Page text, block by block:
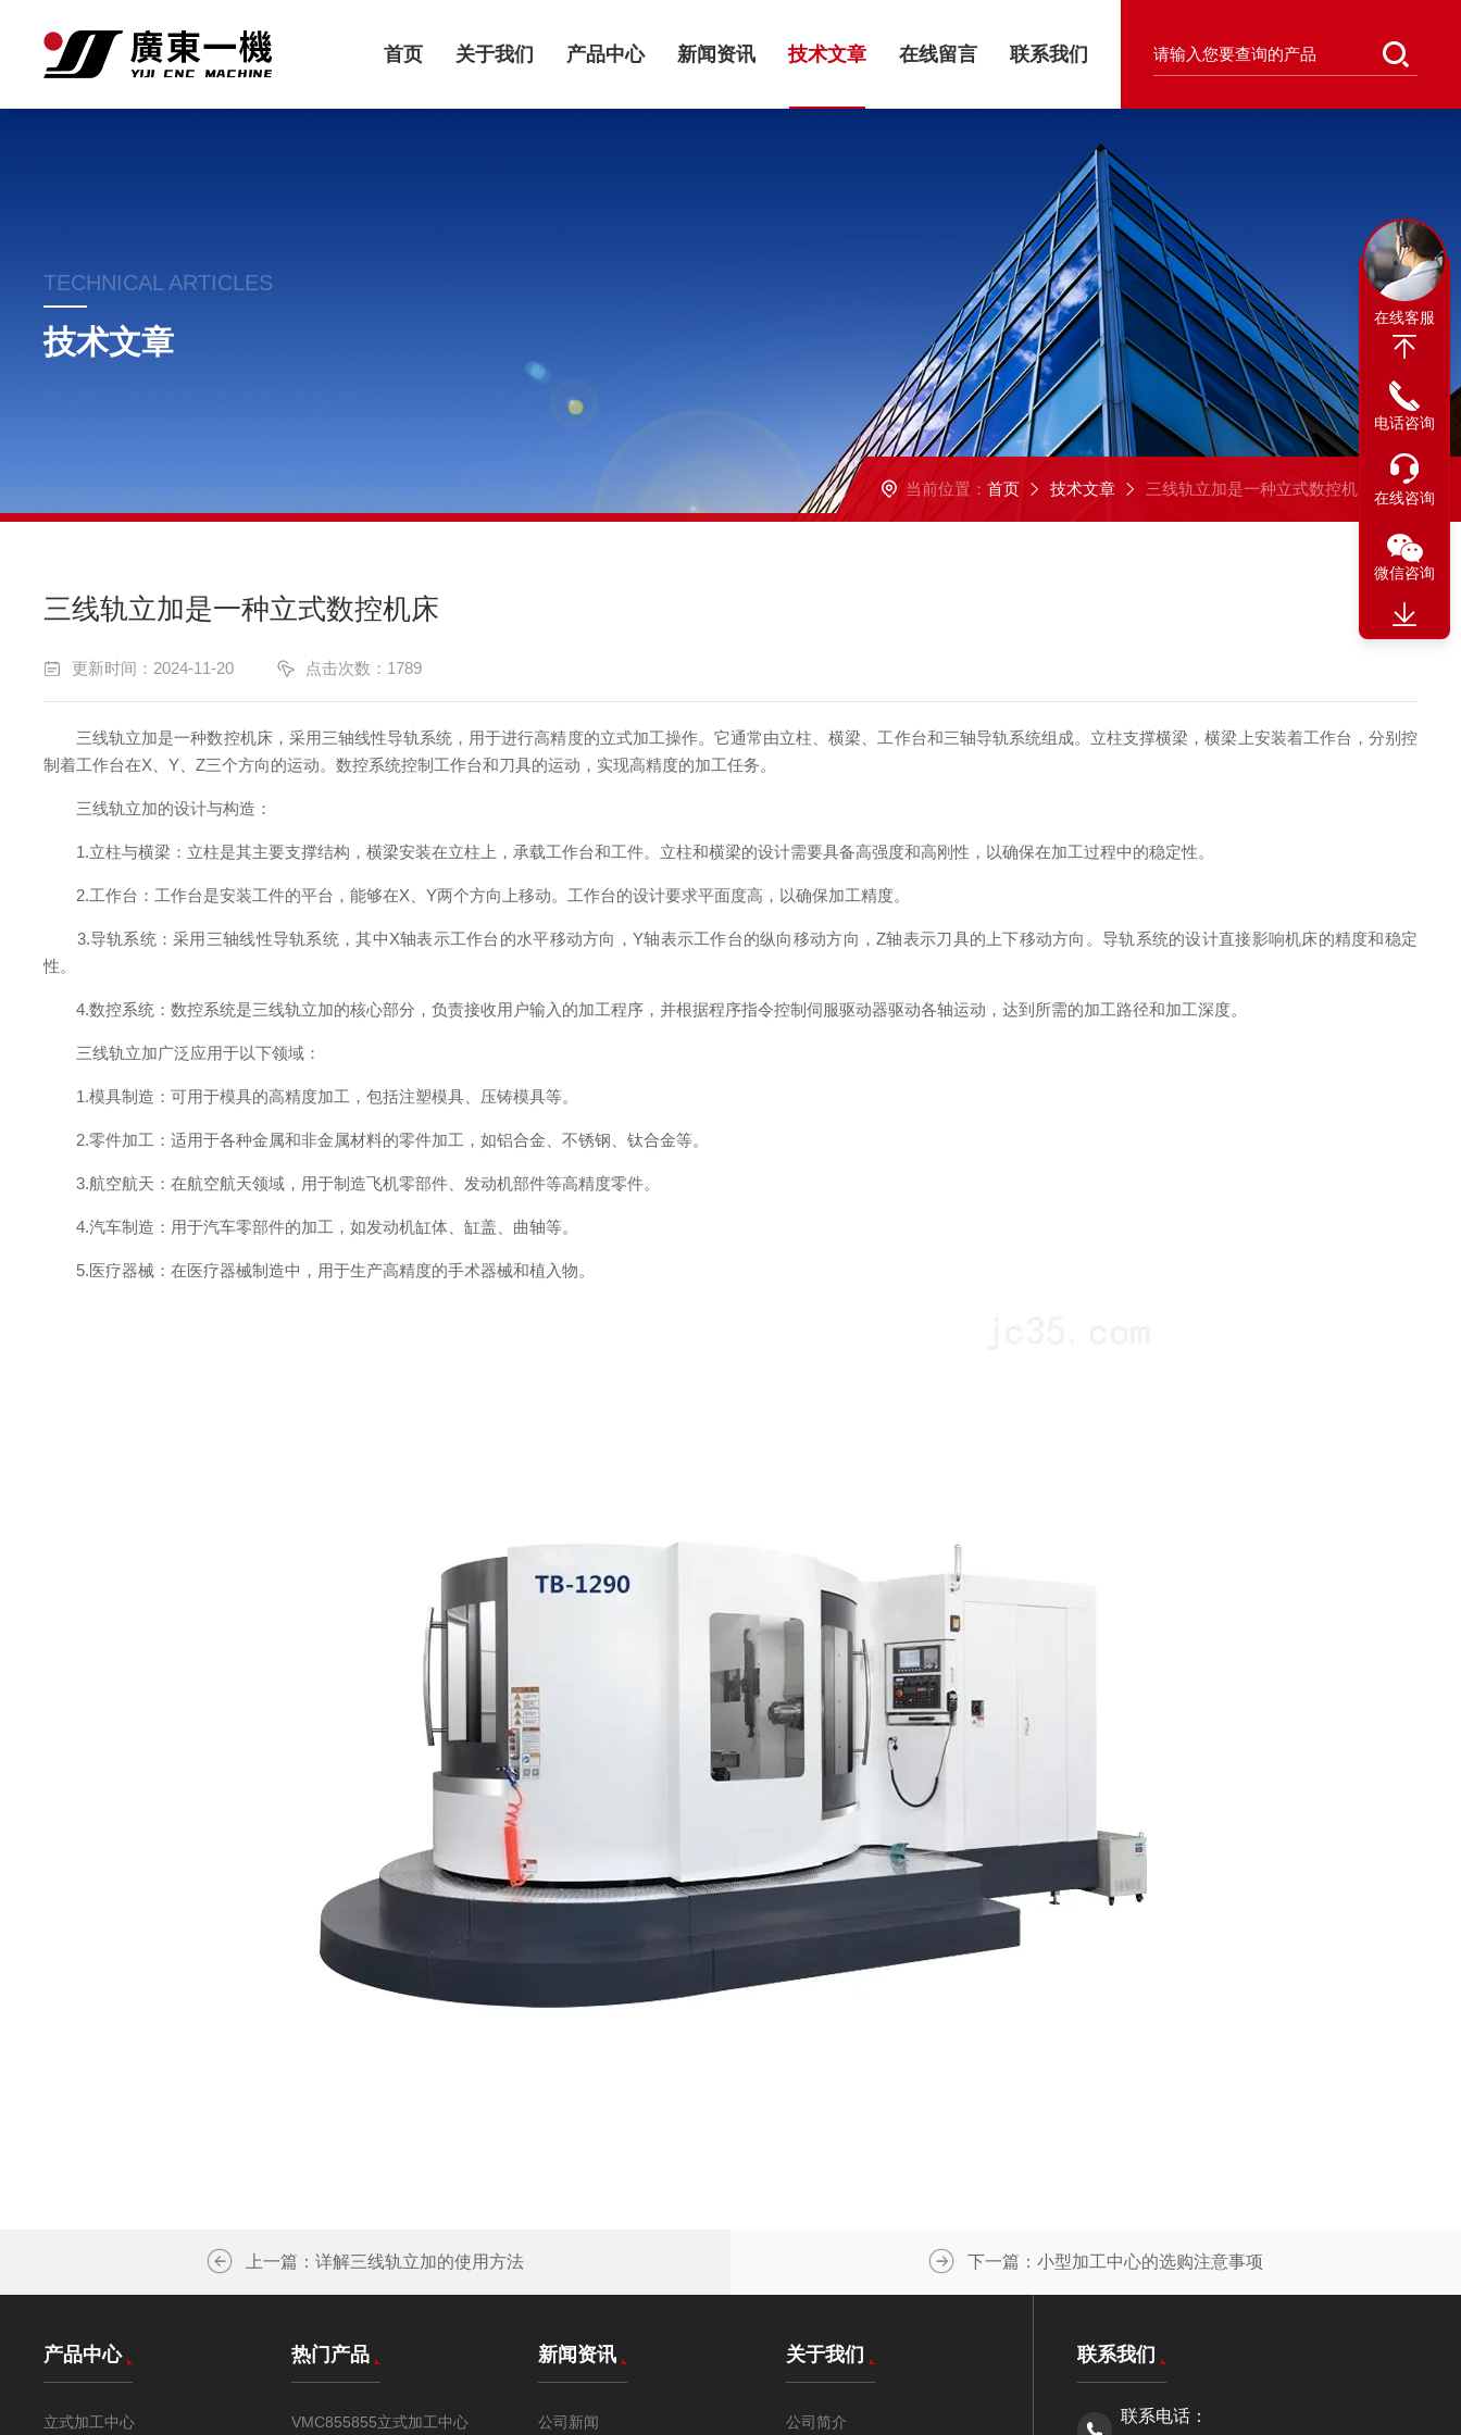
首页 关于我们 产品中心 新闻资讯 技术文章 在线留言 联系我们
TECHNICAL ARTICLES
技术文章
当前位置： 首页 技术文章 三线轨立加是一种立式数控机床
三线轨立加是一种立式数控机床
更新时间：2024-11-20 点击次数：1789
三线轨立加是一种数控机床，采用三轴线性导轨系统，用于进行高精度的立式加工操作。它通常由立柱、横梁、工作台和三轴导轨系统组成。立柱支撑横梁，横梁上安装着工作台，分别控
制着工作台在X、Y、Z三个方向的运动。数控系统控制工作台和刀具的运动，实现高精度的加工任务。
三线轨立加的设计与构造：
1.立柱与横梁：立柱是其主要支撑结构，横梁安装在立柱上，承载工作台和工件。立柱和横梁的设计需要具备高强度和高刚性，以确保在加工过程中的稳定性。
2.工作台：工作台是安装工件的平台，能够在X、Y两个方向上移动。工作台的设计要求平面度高，以确保加工精度。
3.导轨系统：采用三轴线性导轨系统，其中X轴表示工作台的水平移动方向，Y轴表示工作台的纵向移动方向，Z轴表示刀具的上下移动方向。导轨系统的设计直接影响机床的精度和稳定
性。
4.数控系统：数控系统是三线轨立加的核心部分，负责接收用户输入的加工程序，并根据程序指令控制伺服驱动器驱动各轴运动，达到所需的加工路径和加工深度。
三线轨立加广泛应用于以下领域：
1.模具制造：可用于模具的高精度加工，包括注塑模具、压铸模具等。
2.零件加工：适用于各种金属和非金属材料的零件加工，如铝合金、不锈钢、钛合金等。
3.航空航天：在航空航天领域，用于制造飞机零部件、发动机部件等高精度零件。
4.汽车制造：用于汽车零部件的加工，如发动机缸体、缸盖、曲轴等。
5.医疗器械：在医疗器械制造中，用于生产高精度的手术器械和植入物。
上一篇： 详解三线轨立加的使用方法 下一篇： 小型加工中心的选购注意事项
联系我们
联系电话：
产品中心
立式加工中心
热门产品
VMC855855立式加工中心
新闻资讯
公司新闻
关于我们
公司简介
在线客服
电话咨询
在线咨询
微信咨询